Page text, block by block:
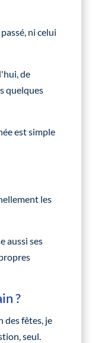
ni celui
de
quelques
est simple
les
aussi ses
?
des fêtes, je
seul.